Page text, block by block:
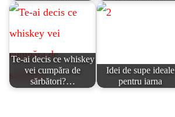
Te-ai decis ce whiskey
vei cumpăra de
sărbători?…
Idei de supe ideale
pentru iarna